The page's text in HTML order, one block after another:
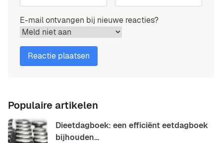
E-mail ontvangen bij nieuwe reacties?
Populaire artikelen
Dieetdagboek: een efficiënt eetdagboek
bijhouden…